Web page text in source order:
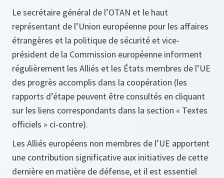
Le secrétaire général de l’OTAN et le haut
représentant de l’Union européenne pour les affaires
étrangères et la politique de sécurité et vice-
président de la Commission européenne informent
régulièrement les Alliés et les États membres de l’UE
des progrès accomplis dans la coopération (les
rapports d’étape peuvent être consultés en cliquant
sur les liens correspondants dans la section « Textes
officiels » ci-contre).
Les Alliés européens non membres de l’UE apportent
une contribution significative aux initiatives de cette
dernière en matière de défense, et il est essentiel